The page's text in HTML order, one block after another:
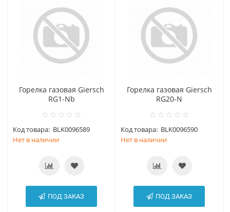
Горелка газовая Giersch
RG1-Nb
Код товара: BLK0096589
Нет в наличии
ПОД ЗАКАЗ
Горелка газовая Giersch
RG20-N
Код товара: BLK0096590
Нет в наличии
ПОД ЗАКАЗ